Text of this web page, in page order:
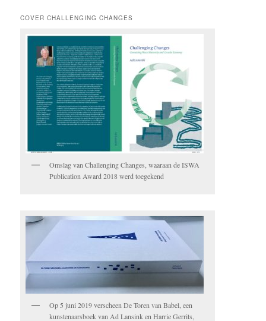
COVER CHALLENGING CHANGES
Omslag van Challenging Changes, waaraan de ISWA
Publication Award 2018 werd toegekend
Op 5 juni 2019 verscheen De Toren van Babel, een
kunstenaarsboek van Ad Lansink en Harrie Gerrits,